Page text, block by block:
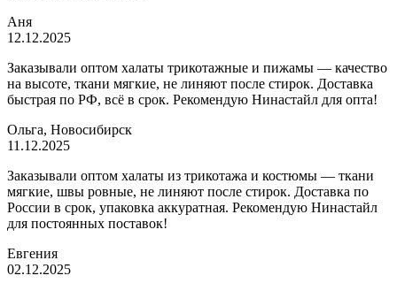
Аня
12.12.2025
Заказывали оптом халаты трикотажные и пижамы — качество
на высоте, ткани мягкие, не линяют после стирок. Доставка
быстрая по РФ, всё в срок. Рекомендую Нинастайл для опта!
Ольга, Новосибирск
11.12.2025
Заказывали оптом халаты из трикотажа и костюмы — ткани
мягкие, швы ровные, не линяют после стирок. Доставка по
России в срок, упаковка аккуратная. Рекомендую Нинастайл
для постоянных поставок!
Евгения
02.12.2025